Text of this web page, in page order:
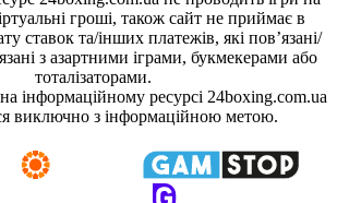
гроші, також сайт не приймає в
ставок та/інших платежів, які пов’язані/
з азартними іграми, букмекерами або
тоталізаторами.
інформаційному ресурсі 24boxing.com.ua
виключно з інформаційною метою.